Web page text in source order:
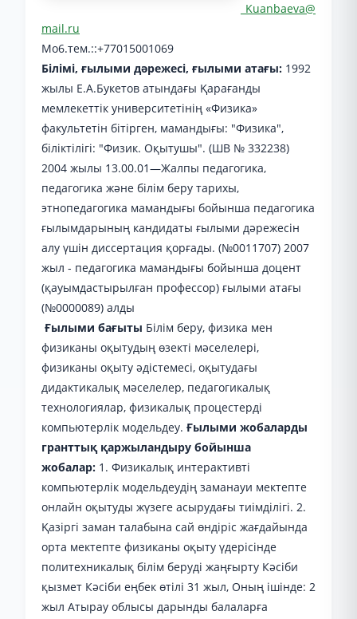
_Kuanbaeva@
mail.ru
Mo6.тeм.::+77015001069
Білімі, ғылыми дәрежесі, ғылыми атағы: 1992
жылы Е.А.Букетов атындағы Қарағанды
мемлекеттік университетінің «Физика»
факультетін бітірген, мамандығы: "Физика",
біліктілігі: "Физик. Оқытушы". (ШВ № 332238)
2004 жылы 13.00.01—Жалпы педагогика,
педагогика және білім беру тарихы,
этнопедагогика мамандығы бойынша педагогика
ғылымдарының кандидаты ғылыми дәрежесін
алу үшін диссертация қорғады. (№0011707) 2007
жыл - педагогика мамандығы бойынша доцент
(қауымдастырылған профессор) ғылыми атағы
(№0000089) алды
Ғылыми бағыты Білім беру, физика мен
физиканы оқытудың өзекті мәселелері,
физиканы оқыту әдістемесі, оқытудағы
дидактикалық мәселелер, педагогикалық
технологиялар, физикалық процестерді
компьютерлік модельдеу. Ғылыми жобаларды
гранттық қаржыландыру бойынша
жобалар: 1. Физикалық интерактивті
компьютерлік модельдеудің заманауи мектепте
онлайн оқытуды жүзеге асырудағы тиімділігі. 2.
Қазіргі заман талабына сай өндіріс жағдайында
орта мектепте физиканы оқыту үдерісінде
политехникалық білім беруді жаңғырту Кәсіби
қызмет Кәсіби еңбек өтілі 31 жыл, Оның ішінде: 2
жыл Атырау облысы дарынды балаларға